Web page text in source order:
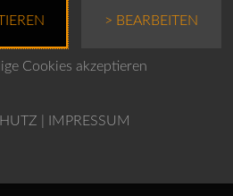
MwSt.
> BEARBEITEN
Cookies akzeptieren
IMPRESSUM